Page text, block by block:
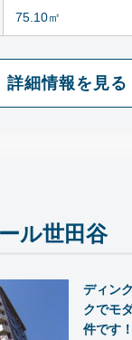
75.10㎡
詳細情報を見る
ル世田谷
ディン
クでモ
件です！